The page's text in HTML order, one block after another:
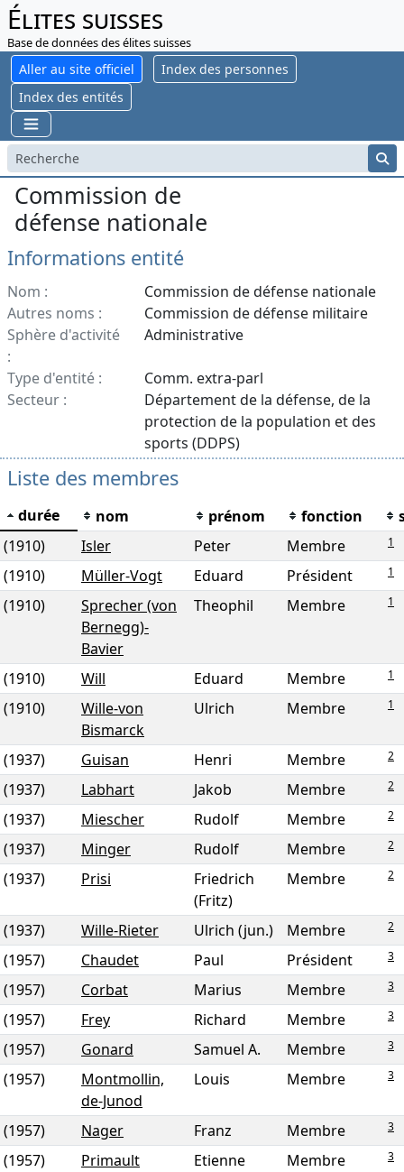
Élites suisses
Base de données des élites suisses
Aller au site officiel
Index des personnes
Index des entités
Commission de
défense nationale
Informations entité
Nom :
Commission de défense nationale
Autres noms :
Commission de défense militaire
Sphère d'activité
:
Administrative
Type d'entité :
Comm. extra-parl
Secteur :
Département de la défense, de la
protection de la population et des
sports (DDPS)
Liste des membres
durée nom prénom fonction
(1910)
Isler Peter Membre 1
(1910) Müller-Vogt Eduard Président 1
(1910)
Sprecher (von
Bernegg)-
Bavier
Theophil Membre 1
(1910) Will Eduard Membre 1
(1910)
Wille-von
Bismarck
Ulrich Membre 1
(1937) Guisan Henri Membre 2
(1937) Labhart Jakob Membre 2
(1937) Miescher Rudolf Membre 2
(1937) Minger Rudolf Membre 2
(1937) Prisi
Friedrich
(Fritz)
Membre 2
(1937) Wille-Rieter Ulrich (jun.) Membre 2
(1957) Chaudet Paul Président 3
(1957) Corbat Marius Membre 3
(1957) Frey Richard Membre 3
(1957) Gonard Samuel A. Membre 3
(1957)
Montmollin,
de-Junod
Louis Membre 3
(1957) Nager Franz Membre 3
(1957) Primault Etienne Membre 3